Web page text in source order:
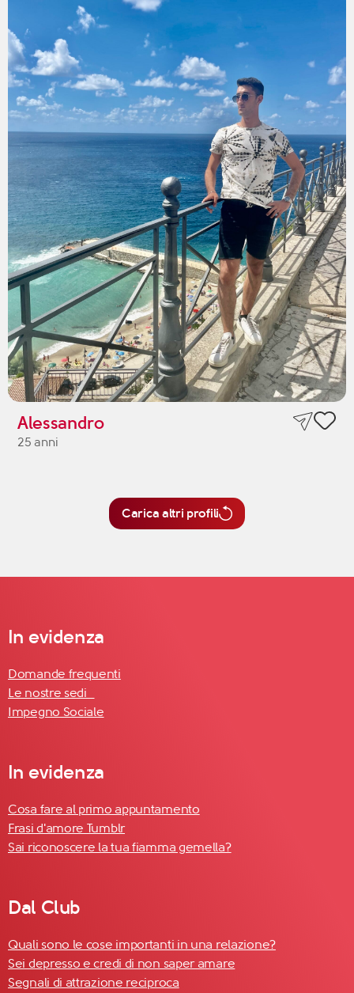
Alessandro
25 anni
Carica altri profili
In evidenza
Domande frequenti
Le nostre sedi
Impegno Sociale
In evidenza
Cosa fare al primo appuntamento
Frasi d'amore Tumblr
Sai riconoscere la tua fiamma gemella?
Dal Club
Quali sono le cose importanti in una relazione?
Sei depresso e credi di non saper amare
Segnali di attrazione reciproca